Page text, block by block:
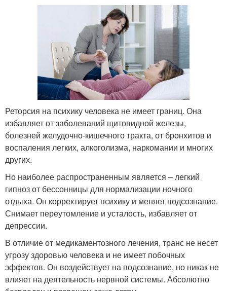
Реторсия на психику человека не имеет границ. Она
избавляет от заболеваний щитовидной железы,
болезней желудочно-кишечного тракта, от бронхитов и
воспаления легких, алкоголизма, наркомании и многих
других.
Но наиболее распространенным является – легкий
гипноз от бессонницы для нормализации ночного
отдыха. Он корректирует психику и меняет подсознание.
Снимает переутомление и усталость, избавляет от
депрессии.
В отличие от медикаментозного лечения, транс не несет
угрозу здоровью человека и не имеет побочных
эффектов. Он воздействует на подсознание, но никак не
влияет на деятельность нервной системы. Абсолютно